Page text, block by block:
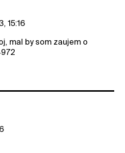
15:16
mal by som zaujem o